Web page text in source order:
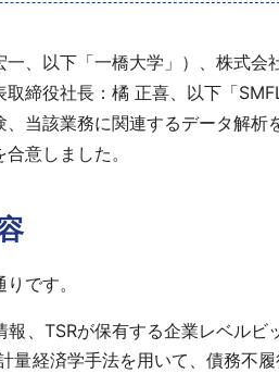
、以下「一橋大学」）、株式
締役社長：橘 正喜、以下「
当該業務に関連するデータ解
意しました。
です。
、TSRが保有する企業レベル
量経済学手法を用いて、債務不